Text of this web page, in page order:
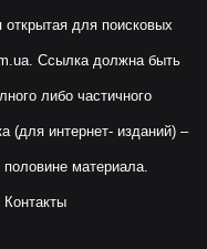
для поисковых
. Ссылка должна быть
либо частичного
(для интернет- изданий) –
материала.
Контакты